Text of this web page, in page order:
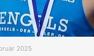
2025